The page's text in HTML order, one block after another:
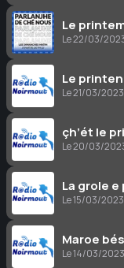
Le
Le 22/03/
Le
Le 21/03/
çh’ét le
Le 20/03/
La grole e
Le 15/03/
Maroe
Le 14/03/